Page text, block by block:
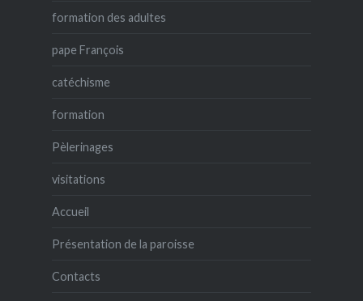
formation des adultes
pape François
catéchisme
formation
Pèlerinages
visitations
Accueil
Présentation de la paroisse
Contacts